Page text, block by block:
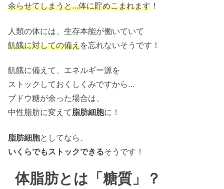
余らせてしまうと…体に貯めこまれます ！
人類の体には、生存本能が働いていて
飢餓に対しての備えを忘れないそうです！
飢餓に備えて、エネルギー源を
ストックしておくしくみですから…
ブドウ糖が余った場合は、
中性脂肪に変えて脂肪細胞に！
脂肪細胞としてなら、
いくらでもストックできるそうです！
体脂肪とは「糖質」？